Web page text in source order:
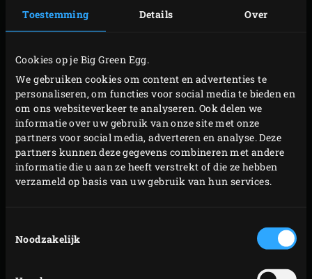
Toestemming Details Over
Cookies op je Big Green Egg.
We gebruiken cookies om content en advertenties te
personaliseren, om functies voor social media te bieden en
om ons websiteverkeer te analyseren. Ook delen we
informatie over uw gebruik van onze site met onze
partners voor social media, adverteren en analyse. Deze
partners kunnen deze gegevens combineren met andere
informatie die u aan ze heeft verstrekt of die ze hebben
verzameld op basis van uw gebruik van hun services.
Noodzakelijk
behulp van een dunschiller mooie dunne linten en
SPEENBIG MET
TUINBONEN
Schil de asperges en snijd de harde onderkant eraf. Doe de
schillen en onderkantjes met de foelie in een grote pan
met zoveel licht gezouten water zodat het net onder staat.
een zeef, doe terug in de pan en breng opnieuw aan de